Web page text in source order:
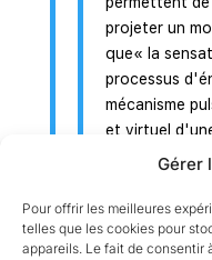
Gérer
Pour offrir les meilleures
telles que les cookies pour
appareils. Le fait de consentir
projeter un
que« la
processus
mécanisme
et virtuel
certaine
Le méta-
ll s'agit du